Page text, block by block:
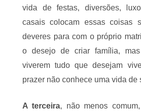
vida de festas, diversões,
casais colocam essas coisas
deveres para com o próprio
o desejo de criar família,
viverem tudo que desejam
prazer não conhece uma vida de
A terceira, não menos